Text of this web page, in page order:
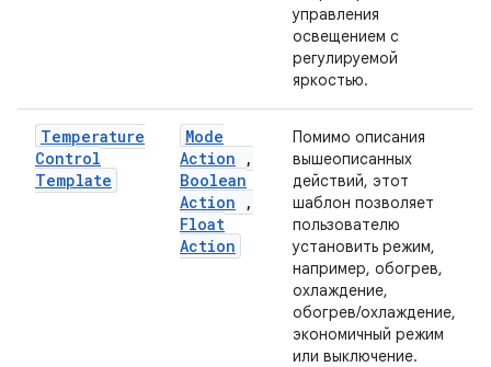
управления
освещением с
регулируемой
яркостью.
Temperature
Control
Template
Mode
Action
,
Boolean
Action
,
Float
Action
Помимо описания
вышеописанных
действий, этот
шаблон позволяет
пользователю
установить режим,
например, обогрев,
охлаждение,
обогрев/охлаждение,
экономичный режим
или выключение.